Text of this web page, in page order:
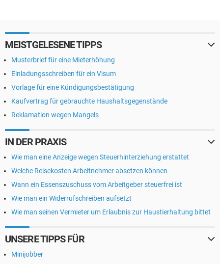
MEISTGELESENE TIPPS
Musterbrief für eine Mieterhöhung
Einladungsschreiben für ein Visum
Vorlage für eine Kündigungsbestätigung
Kaufvertrag für gebrauchte Haushaltsgegenstände
Reklamation wegen Mangels
IN DER PRAXIS
Wie man eine Anzeige wegen Steuerhinterziehung erstattet
Welche Reisekosten Arbeitnehmer absetzen können
Wann ein Essenszuschuss vom Arbeitgeber steuerfrei ist
Wie man ein Widerrufschreiben aufsetzt
Wie man seinen Vermieter um Erlaubnis zur Haustierhaltung bittet
UNSERE TIPPS FÜR
Minijobber